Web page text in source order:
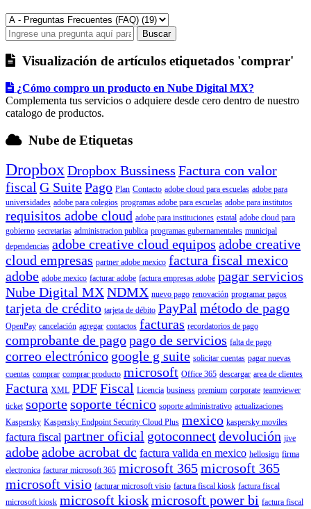
Visualización de artículos etiquetados 'comprar'
¿Cómo compro un producto en Nube Digital MX?
Complementa tus servicios o adquiere desde cero dentro de nuestro
catalogo de productos.
Nube de Etiquetas
DropboxDropbox Bussiness Factura con valor
fiscal G SuitePago Plan Contacto adobe cloud para escuelas adobe para
universidades adobe para colegios programas adobe para escuelas adobe para institutos
requisitos adobe cloud adobe para instituciones estatal adobe cloud para
gobierno secretarias administracion publica programas gubernamentales municipal
dependencias adobe creative cloud equipos adobe creative
cloud empresas partner adobe mexico factura fiscal mexico
adobe adobe mexico facturar adobe factura empresas adobe pagar servicios
Nube Digital MXNDMX nuevo pago renovación programar pagos
tarjeta de crédito tarjeta de débito PayPal método de pago
OpenPay cancelación agregar contactos facturas recordatorios de pago
comprobante de pagopago de servicios falta de pago
correo electrónico google g suite solicitar cuentas pagar nuevas
cuentas comprar comprar producto microsoft Office 365 descargar area de clientes
Factura XML PDFFiscal Licencia business premium corporate teamviewer
ticket soportesoporte técnico soporte administrativo actualizaciones
Kaspersky Kaspersky Endpoint Security Cloud Plus mexico kaspersky moviles
factura fiscal partner oficial gotoconnectdevolución jive
adobeadobe acrobat dc factura valida en mexico hellosign firma
electronica facturar microsoft 365 microsoft 365microsoft 365
microsoft visio facturar microsoft visio factura fiscal kiosk factura fiscal
microsoft kiosk microsoft kioskmicrosoft power bi factura fiscal